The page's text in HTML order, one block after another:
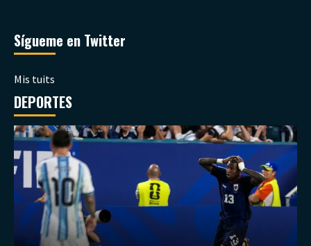
Sígueme en Twitter
Mis tuits
DEPORTES